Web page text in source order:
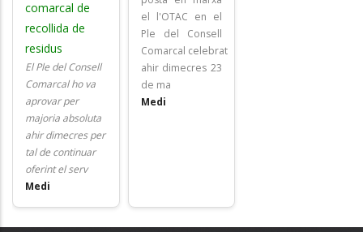
comarcal de
recollida de
residus
El Ple del Consell
Comarcal ho va
aprovar per
majoria absoluta
ahir dimecres per
tal de continuar
oferint el serv
Medi
el l'OTAC en el
Ple del Consell
Comarcal celebrat
ahir dimecres 23
de ma
Medi